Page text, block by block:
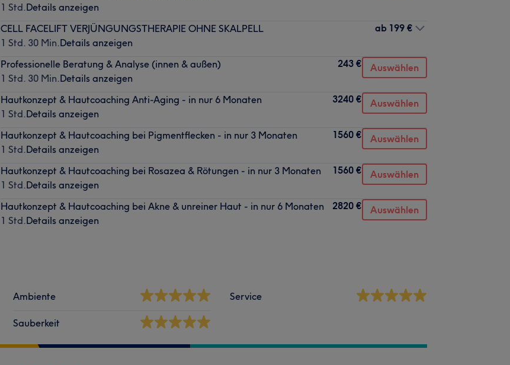
1 Std.Details anzeigen
CELL FACELIFT VERJÜNGUNGSTHERAPIE OHNE SKALPELL
1 Std. 30 Min.Details anzeigen
ab 199 €
Professionelle Beratung & Analyse (innen & außen)
1 Std. 30 Min.Details anzeigen
243 € Auswählen
Hautkonzept & Hautcoaching Anti-Aging - in nur 6 Monaten
1 Std.Details anzeigen
3240 € Auswählen
Hautkonzept & Hautcoaching bei Pigmentflecken - in nur 3 Monaten
1 Std.Details anzeigen
1560 € Auswählen
Hautkonzept & Hautcoaching bei Rosazea & Rötungen - in nur 3 Monaten
1 Std.Details anzeigen
1560 € Auswählen
Hautkonzept & Hautcoaching bei Akne & unreiner Haut - in nur 6 Monaten
1 Std.Details anzeigen
2820 € Auswählen
Ambiente
Sauberkeit
Service